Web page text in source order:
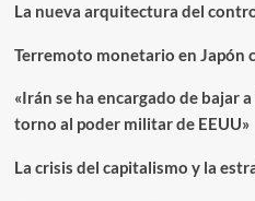
La nueva arquitectura del
Terremoto monetario en Japón
«Irán se ha encargado de bajar
torno al poder militar de EEUU»
La crisis del capitalismo y la